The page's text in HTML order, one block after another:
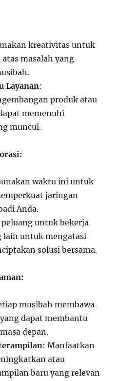
kreativitas untuk
masalah yang
Layanan:
produk atau
memenuhi
muncul.
waktu ini untuk
jaringan
Anda.
peluang untuk bekerja
lain untuk mengatasi
solusi bersama.
musibah membawa
dapat membantu
depan.
: Manfaatkan
atau
baru yang relevan